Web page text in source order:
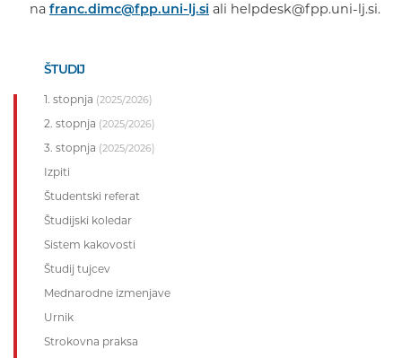
na franc.dimc@fpp.uni-lj.si ali helpdesk@fpp.uni-lj.si.
ŠTUDIJ
1. stopnja (2025/2026)
2. stopnja (2025/2026)
3. stopnja (2025/2026)
Izpiti
Študentski referat
Študijski koledar
Sistem kakovosti
Študij tujcev
Mednarodne izmenjave
Urnik
Strokovna praksa